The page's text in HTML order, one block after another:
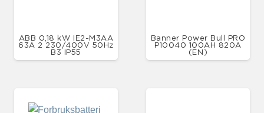
ABB 0,18 kW IE2-M3AA
63A 2 230/400V 50Hz
B3 IP55
Banner Power Bull PRO
P10040 100AH 820A
(EN)